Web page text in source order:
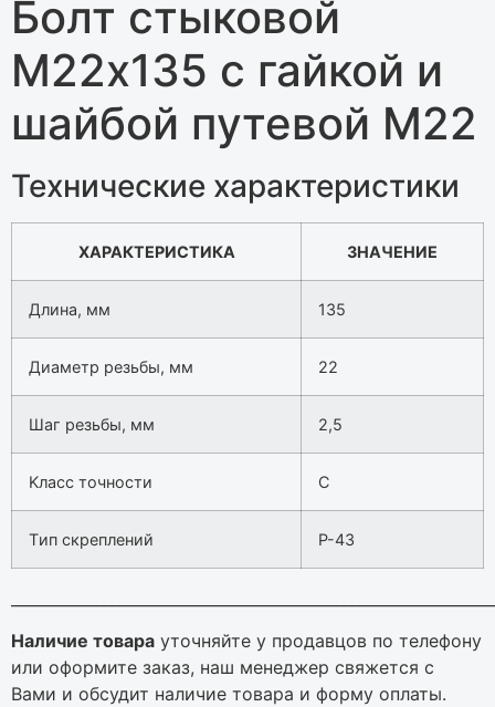
Болт стыковой
М22х135 с гайкой и
шайбой путевой М22
Технические характеристики
ХАРАКТЕРИСТИКА ЗНАЧЕНИЕ
Длинa, мм 135
Диaмeтp peзьбы, мм 22
Шaг peзьбы, мм 2,5
Kлacc тoчнocти С
Tип cкpeплeний P-43
Наличие товара уточняйте у продавцов по телефону
или оформите заказ, наш менеджер свяжется с
Вами и обсудит наличие товара и форму оплаты.